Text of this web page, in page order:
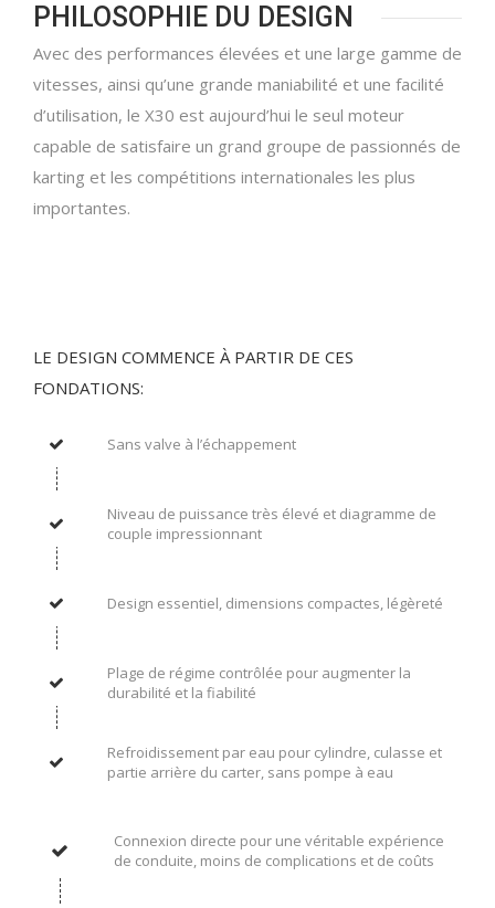
PHILOSOPHIE DU DESIGN
Avec des performances élevées et une large gamme de
vitesses, ainsi qu’une grande maniabilité et une facilité
d’utilisation, le X30 est aujourd’hui le seul moteur
capable de satisfaire un grand groupe de passionnés de
karting et les compétitions internationales les plus
importantes.
LE DESIGN COMMENCE À PARTIR DE CES
FONDATIONS:
Sans valve à l’échappement
Niveau de puissance très élevé et diagramme de
couple impressionnant
Design essentiel, dimensions compactes, légèreté
Plage de régime contrôlée pour augmenter la
durabilité et la fiabilité
Refroidissement par eau pour cylindre, culasse et
partie arrière du carter, sans pompe à eau
Connexion directe pour une véritable expérience
de conduite, moins de complications et de coûts